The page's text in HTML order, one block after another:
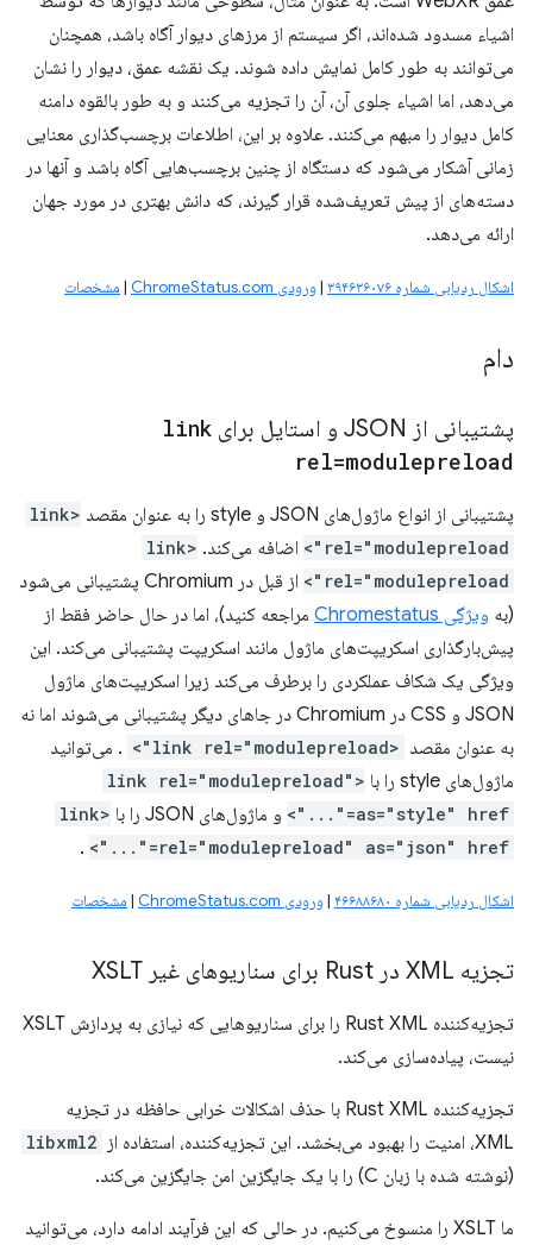
اشیاء مسدود شده‌اند، اگر سیستم از مرزهای دیوار آگاه باشد، همچنان
می‌توانند به طور کامل نمایش داده شوند. یک نقشه عمق، دیوار را نشان
می‌دهد، اما اشیاء جلوی آن، آن را تجزیه می‌کنند و به طور بالقوه دامنه
کامل دیوار را مبهم می‌کنند. علاوه بر این، اطلاعات برچسب‌گذاری معنایی
زمانی آشکار می‌شود که دستگاه از چنین برچسب‌هایی آگاه باشد و آنها در
دسته‌های از پیش تعریف‌شده قرار گیرند، که دانش بهتری در مورد جهان
ارائه می‌دهد.
اشکال ردیابی شماره ۳۹۴۶۳۶۰۷۶ |ورودی ChromeStatus.com | مشخصات
دام
پشتیبانی از JSON و استایل برای
link
rel=modulepreload
پشتیبانی از انواع ماژول‌های JSON و style را به عنوان مقصد
<link
rel="modulepreload">
اضافه می‌کند.
<link
rel="modulepreload">
از قبل در Chromium پشتیبانی می‌شود
(به ویژگی Chromestatus
مراجعه کنید)، اما در حال حاضر فقط از
پیش‌بارگذاری اسکریپت‌های ماژول مانند اسکریپت پشتیبانی می‌کند. این
ویژگی یک شکاف عملکردی را برطرف می‌کند زیرا اسکریپت‌های ماژول
JSON و CSS در Chromium در جاهای دیگر پشتیبانی می‌شوند اما نه
به عنوان مقصد <link rel="modulepreload">
. می‌توانید
ماژول‌های style را با
<link rel="modulepreload"
as="style" href="...">
و ماژول‌های JSON را با
<link
rel="modulepreload" as="json" href="...">
.
اشکال ردیابی شماره ۴۶۶۸۸۶۸۰ |ورودی ChromeStatus.com | مشخصات
تجزیه XML در Rust برای سناریوهای غیر XSLT
تجزیه‌کننده Rust XML را برای سناریوهایی که نیازی به پردازش XSLT
نیست، پیاده‌سازی می‌کند.
تجزیه‌کننده Rust XML با حذف اشکالات خرابی حافظه در تجزیه
XML، امنیت را بهبود می‌بخشد. این تجزیه‌کننده، استفاده از
libxml2
(نوشته شده با زبان C) را با یک جایگزین امن جایگزین می‌کند.
ما XSLT را منسوخ می‌کنیم. در حالی که این فرآیند ادامه دارد، می‌توانید